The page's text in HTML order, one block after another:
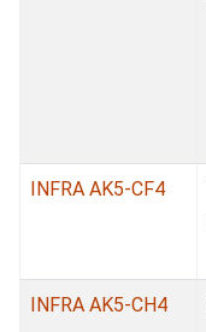
INFRA AK5-CF4
INFRA AK5-CH4